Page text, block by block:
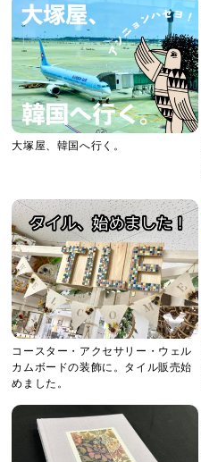
大塚屋、韓国へ行く。
コースター・アクセサリー・ウェル
カムボードの装飾に。タイル販売始
めました。